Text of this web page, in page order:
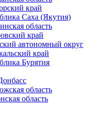
край
Саха (Якутия)
область
край
автономный округ
край
Бурятия
область
область